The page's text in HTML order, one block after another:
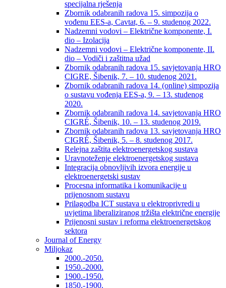
specijalna rješenja
Zbornik odabranih radova 15. simpozija o
vođenu EES-a, Cavtat, 6. – 9. studenog 2022.
Nadzemni vodovi – Električne komponente, I.
dio – Izolacija
Nadzemni vodovi – Električne komponente, II.
dio – Vodiči i zaštitna užad
Zbornik odabranih radova 15. savjetovanja HRO
CIGRE, Šibenik, 7. – 10. studenog 2021.
Zbornik odabranih radova 14. (online) simpozija
o sustavu vođenja EES-a, 9. – 13. studenog
2020.
Zbornik odabranih radova 14. savjetovanja HRO
CIGRÉ, Šibenik, 10. – 13. studenog 2019.
Zbornik odabranih radova 13. savjetovanja HRO
CIGRÉ, Šibenik, 5. – 8. studenog 2017.
Relejna zaštita elektroenergetskog sustava
Uravnoteženje elektroenergetskog sustava
Integracija obnovljivih izvora energije u
elektroenergetski sustav
Procesna informatika i komunikacije u
prijenosnom sustavu
Prilagodba ICT sustava u elektroprivredi u
uvjetima liberaliziranog tržišta električne energije
Prijenosni sustav i reforma elektroenergetskog
sektora
Journal of Energy
Miljokaz
2000.-2050.
1950.-2000.
1900.-1950.
1850.-1900.